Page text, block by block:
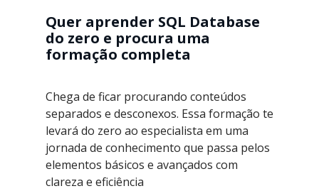
Quer aprender SQL Database
do zero e procura uma
formação completa
Chega de ficar procurando conteúdos
separados e desconexos. Essa formação te
levará do zero ao especialista em uma
jornada de conhecimento que passa pelos
elementos básicos e avançados com
clareza e eficiência